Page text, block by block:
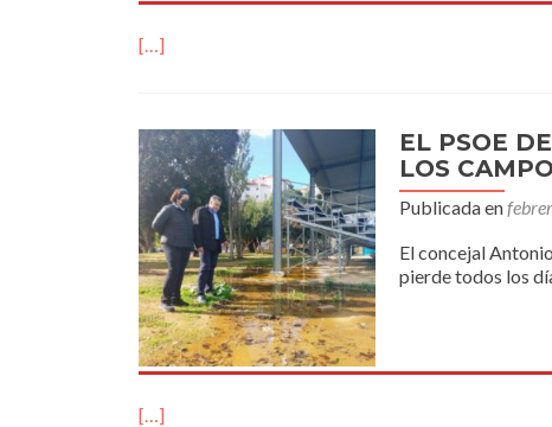
[…]
EL PSOE
LOS
Publicada en
El concejal
pierde todos los
[…]